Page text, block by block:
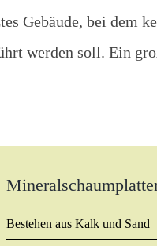
Gebäude, bei
werden soll. Ein
Bestehen aus Kalk und Sand